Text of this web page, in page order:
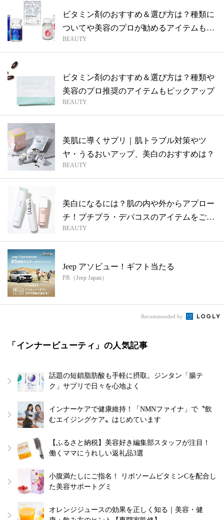
ビタミン剤のおすすめ＆選び方は？種類に
ついてや美容のプロが勧めるアイテムもピ
ック...
BEAUTY
ビタミン剤のおすすめ＆選び方は？種類や
美容のプロ推奨のアイテムもピックアップ
BEAUTY
美肌に導くサプリ｜肌トラブル対策やツ
ヤ・うるおいアップ、美白のおすすめは？
BEAUTY
美白になるには？肌の内や外からアプロー
チ！プチプラ・デパコスのアイテムをご紹
介
BEAUTY
Jeep アソビュー！ギフト当たる
PR（Jeep Japan）
Recommended by
「インナービューティ」の人気記事
話題の短鎖脂肪酸も手軽に摂取。ジンタン「腸テ
ク」サプリで日々を心地よく
インナーケアで健康維持！「NMNファイナ」で〝飲
むエイジングケア〟はじめています
【ふるさと納税】美容好き編集部スタッフが注目！
働くママにうれしい返礼品3選
小腹満たしにご指名！ リポソームビタミンCを配合し
た美容サポートグミ
オレンジジュースの効果を正しく知る｜美容・健